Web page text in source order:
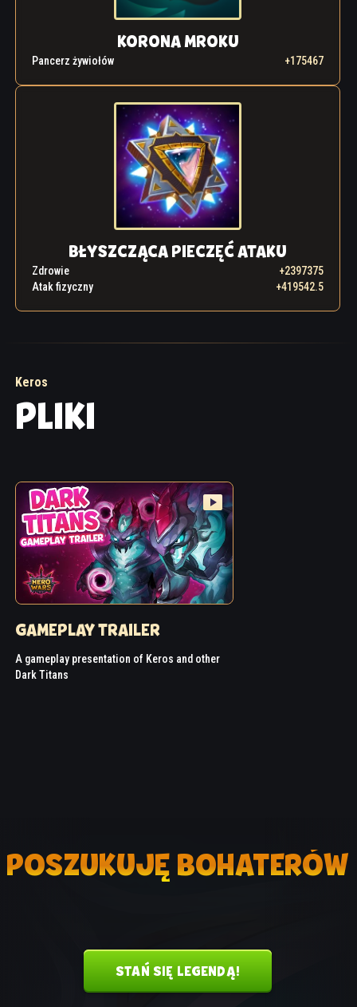
KORONA MROKU
Pancerz żywiołów +175467
BŁYSZCZĄCA PIECZĘĆ ATAKU
Zdrowie
+2397375
Atak fizyczny
+419542.5
Keros
PLIKI
GAMEPLAY TRAILER
A gameplay presentation of Keros and other
Dark Titans
POSZUKUJĘ BOHATERÓW
STAŃ SIĘ LEGENDĄ!